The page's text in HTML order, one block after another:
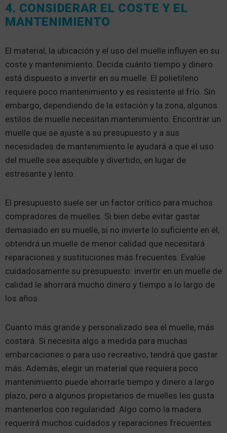
4. CONSIDERAR EL COSTE Y EL
MANTENIMIENTO
El material, la ubicación y el uso del muelle influyen en su
coste y mantenimiento. Decida cuánto tiempo y dinero
está dispuesto a invertir en su muelle. El polietileno
requiere poco mantenimiento y es resistente al frío. Sin
embargo, dependiendo de la estación y la zona, algunos
estilos de muelle necesitan mantenimiento. Encontrar un
muelle que se ajuste a su presupuesto y a sus
necesidades de mantenimiento le ayudará a que el uso
del muelle sea asequible y divertido, en lugar de
estresante y lento.
El presupuesto suele ser un factor crítico para muchos
compradores de muelles. Si bien debe evitar gastar
demasiado en su muelle, si no invierte lo suficiente en él,
obtendrá un muelle de menor calidad que necesitará
reparaciones y sustituciones más frecuentes. Evalúe
cuidadosamente su presupuesto: invertir en un muelle de
calidad le ahorrará mucho dinero y tiempo a lo largo de
los años.
Cuanto más grande y personalizado sea el muelle, más
costará. Si necesita algo a medida para muchas
embarcaciones o para uso recreativo, tendrá que gastar
más. Además, elegir un material que requiera poco
mantenimiento puede ahorrarle tiempo y dinero a largo
plazo, pero a algunos propietarios de muelles les gusta
mantenerlos con regularidad. Algo como la madera
requerirá muchos cuidados y reparaciones frecuentes.